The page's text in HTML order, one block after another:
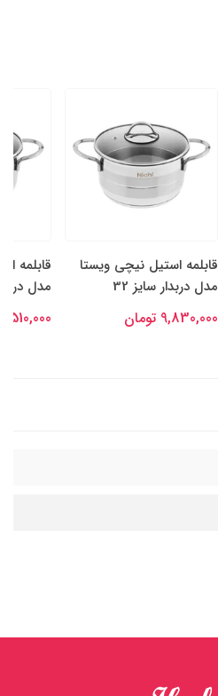
قابلمه استیل نیچی ویستا
مدل دربدار سایز 32
9,830,000 تومان
قابلمه
مدل
7,510,000